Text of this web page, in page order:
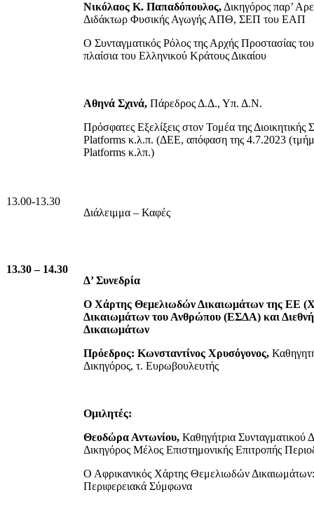
Νικόλαος Κ. Παπαδόπουλος, Δικηγόρος παρ’
Διδάκτωρ Φυσικής Αγωγής ΑΠΘ, ΣΕΠ του ΕΑΠ
Ο Συνταγματικός Ρόλος της Αρχής Προστασίας
πλαίσια του Ελληνικού Κράτους Δικαίου
Αθηνά Σχινά, Πάρεδρος Δ.Δ., Υπ. Δ.Ν.
Πρόσφατες Εξελίξεις στον Τομέα της
Platforms κ.λ.π. (ΔΕΕ, απόφαση της 4.7.2023
Platforms κ.λπ.)
13.00-13.30
Διάλειμμα – Καφές
13.30 – 14.30
Δ’ Συνεδρία
Ο Χάρτης Θεμελιωδών Δικαιωμάτων της ΕΕ
Δικαιωμάτων του Ανθρώπου (ΕΣΔΑ) και
Δικαιωμάτων
Πρόεδρος: Κωνσταντίνος Χρυσόγονος,
Δικηγόρος, τ. Ευρωβουλευτής
Ομιλητές:
Θεοδώρα Αντωνίου, Καθηγήτρια
Δικηγόρος Μέλος Επιστημονικής Επιτροπής
Ο Αφρικανικός Χάρτης Θεμελιωδών
Περιφερειακά Σύμφωνα